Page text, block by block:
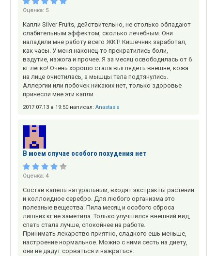
Оценка: 5
Капли Silver Fruits, действительно, не столько обладают
слабительным эффектом, сколько лечебным. Они
наладили мне работу всего ЖКТ! Кишечник заработал,
как часы. У меня наконец-то прекратились боли,
вздутие, изжога и прочее. Я за месяц освободилась от 6
кг легко! Очень хорошо стала выглядеть внешне, кожа
на лице очистилась, а мышцы тела подтянулись.
Аллергии или побочек никаких нет, только здоровье
принесли мне эти капли.
2017.07.13 в 19:50 написал: Anastasia
В моем случае особого похудения нет
Оценка: 4
Состав капель натуральный, входят экстракты растений
и коллоидное серебро. Для любого организма это
полезные вещества. Пила месяц и особого сброса
лишних кг не заметила. Только улучшился внешний вид,
спать стала лучше, спокойнее на работе.
Принимать лекарство приятно, сладкого ешь меньше,
настроение нормальное. Можно с ними сесть на диету,
они не дадут сорваться и нажраться.